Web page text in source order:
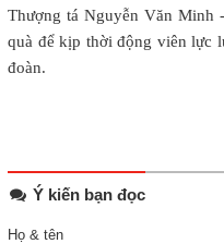
Thượng tá Nguyễn Văn Minh
quà để kịp thời động viên lực
đoàn.
Ý kiến bạn đọc
Họ & tên